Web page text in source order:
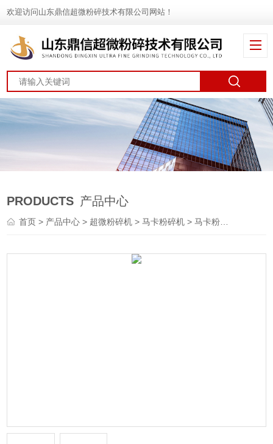
欢迎访问山东鼎信超微粉碎技术有限公司网站！
PRODUCTS 产品中心
首页> 产品中心 > 超微粉碎机 >马卡粉碎机 > 马卡粉碎机